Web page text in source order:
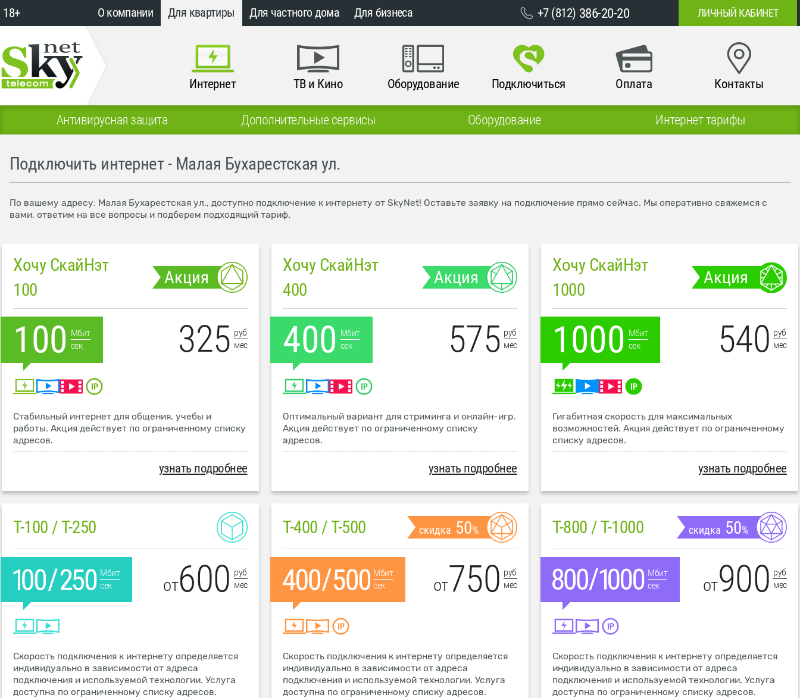
18+ О компании Для квартиры Для частного дома Для бизнеса +7 (812) 386-20-20 ЛИЧНЫЙ КАБИНЕТ
Интернет ТВ и Кино Оборудование Подключиться Оплата Контакты
Антивирусная защита Дополнительные сервисы Оборудование Интернет тарифы
Подключить интернет - Малая Бухарестская ул.
По вашему адресу: Малая Бухарестская ул., доступно подключение к интернету от SkyNet! Оставьте заявку на подключение прямо сейчас. Мы оперативно свяжемся с
вами, ответим на все вопросы и подберем подходящий тариф.
Хочу СкайНэт
100
Акция
100 Мбит
сек
325 руб
мес
Стабильный интернет для общения, учебы и
работы. Акция действует по ограниченному списку
адресов.
узнать подробнее
Хочу СкайНэт
400
Акция
400 Мбит
сек
575 руб
мес
Оптимальный вариант для стриминга и онлайн-игр.
Акция действует по ограниченному списку
адресов.
узнать подробнее
Хочу СкайНэт
1000
Акция
1000 Мбит
сек
540 руб
мес
Гигабитная скорость для максимальных
возможностей. Акция действует по ограниченному
списку адресов.
узнать подробнее
T-100 / T-250
Мбит
сек
от600 руб
мес
Скорость подключения к интернету определяется
индивидуально в зависимости от адреса
подключения и используемой технологии. Услуга
доступна по ограниченному списку адресов.
T-400 / T-500 скидка 50%
Мбит
сек
от750 руб
мес
Скорость подключения к интернету определяется
индивидуально в зависимости от адреса
подключения и используемой технологии. Услуга
доступна по ограниченному списку адресов.
T-800 / T-1000 скидка 50%
Мбит
сек
от900 руб
мес
Скорость подключения к интернету определяется
индивидуально в зависимости от адреса
подключения и используемой технологии. Услуга
доступна по ограниченному списку адресов.